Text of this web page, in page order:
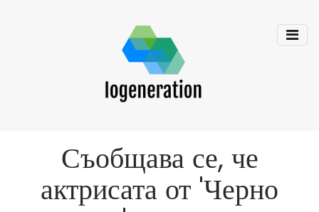
Съобщава се, че
актрисата от 'Черно